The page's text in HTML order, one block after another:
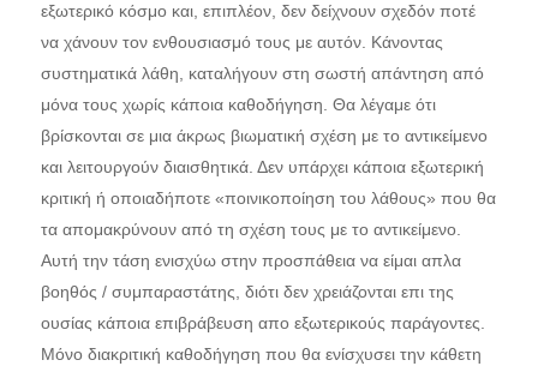
εξωτερικό κόσμο και, επιπλέον, δεν δείχνουν σχεδόν ποτέ
να χάνουν τον ενθουσιασμό τους με αυτόν. Κάνοντας
συστηματικά λάθη, καταλήγουν στη σωστή απάντηση από
μόνα τους χωρίς κάποια καθοδήγηση. Θα λέγαμε ότι
βρίσκονται σε μια άκρως βιωματική σχέση με το αντικείμενο
και λειτουργούν διαισθητικά. Δεν υπάρχει κάποια εξωτερική
κριτική ή οποιαδήποτε «ποινικοποίηση του λάθους» που θα
τα απομακρύνουν από τη σχέση τους με το αντικείμενο.
Αυτή την τάση ενισχύω στην προσπάθεια να είμαι απλα
βοηθός / συμπαραστάτης, διότι δεν χρειάζονται επι της
ουσίας κάποια επιβράβευση απο εξωτερικούς παράγοντες.
Μόνο διακριτική καθοδήγηση που θα ενίσχυσει την κάθετη